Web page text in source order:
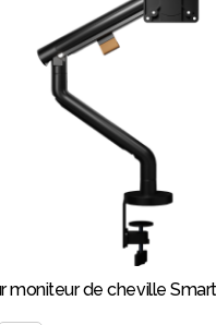
moniteur de cheville